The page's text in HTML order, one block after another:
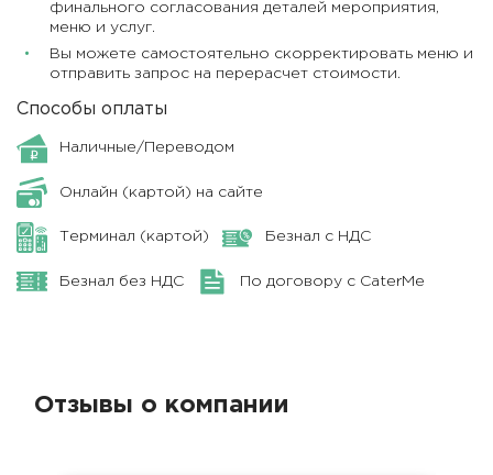
финального согласования деталей мероприятия,
меню и услуг.
Вы можете самостоятельно скорректировать меню и
отправить запрос на перерасчет стоимости.
Способы оплаты
Наличные/Переводом
Онлайн (картой) на сайте
Терминал (картой) Безнал с НДС
Безнал без НДС По договору с CaterMe
Отзывы о компании